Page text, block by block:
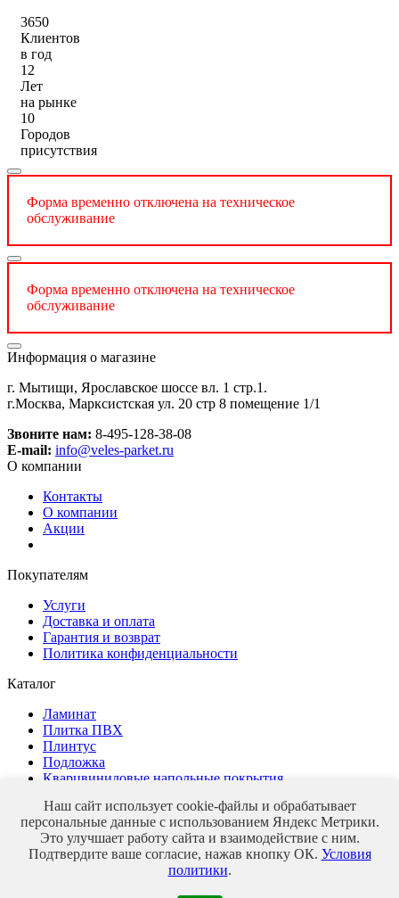
3650
Клиентов
в год
12
Лет
на рынке
10
Городов
присутствия
Форма временно отключена на техническое
обслуживание
Форма временно отключена на техническое
обслуживание
Информация о магазине
г. Мытищи, Ярославское шоссе вл. 1 стр.1.
г.Москва, Марксистская ул. 20 стр 8 помещение 1/1
Звоните нам: 8-495-128-38-08
E-mail: info@veles-parket.ru
О компании
Контакты
О компании
Акции
Покупателям
Услуги
Доставка и оплата
Гарантия и возврат
Политика конфиденциальности
Каталог
Ламинат
Плитка ПВХ
Плинтус
Подложка
Кварцвиниловые напольные покрытия
Магазин напольных покрытий
© 2026 veles-parket
Наш сайт использует cookie-файлы и обрабатывает
персональные данные с использованием Яндекс Метрики.
Это улучшает работу сайта и взаимодействие с ним.
Подтвердите ваше согласие, нажав кнопку ОК. Условия
политики.